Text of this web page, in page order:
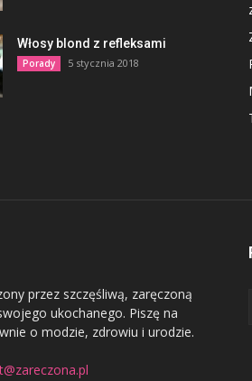
Włosy blond z refleksami
Porady 5 stycznia 2018
przez szczęśliwą, zaręczoną
ukochanego. Piszę na
o modzie, zdrowiu i urodzie.